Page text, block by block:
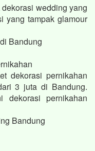
wedding yang
yang tampak glamour
Bandung
dekorasi pernikahan
3 juta di Bandung.
dekorasi pernikahan
Bandung